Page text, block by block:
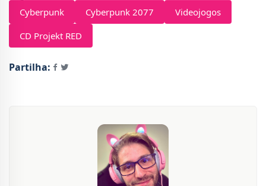
Cyberpunk Cyberpunk 2077
Videojogos
CD Projekt RED
Partilha: